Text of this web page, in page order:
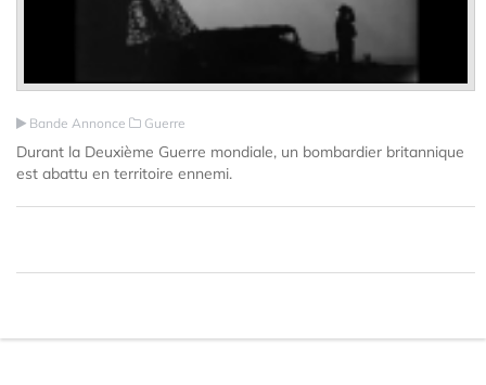
Bande Annonce Guerre
Durant la Deuxième Guerre mondiale, un bombardier britannique
est abattu en territoire ennemi.